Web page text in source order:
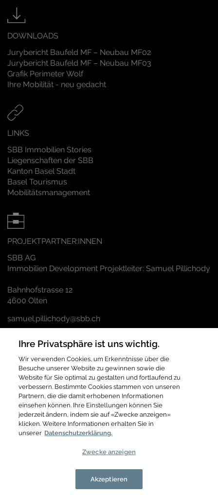
DOWNLOADS
Jurybericht Baufeld MF – Neubau MF02
Jurybericht Baufeld MF – Neubau MF03
Grafik Perimeter Wolf
Ihre Mobilität - neu gedacht
LINKS
SBB Immobilien Stories
Liegenschaften der SBB
Kanton Basel Stadt
Basel Tourismus
Mobilitätsmanagement
PROJEKTPARTNER:INNEN
SBB AG
Immobilien Development Projektleiter: Samuel Pillichody
Bahnhofstrasse 12
4600 Olten
samuel.pillichody@sbb.ch
Bau- und Verkehrsdepartement des Kantons Basel Stadt
Städtebau & Architektur
Projektleiter: Jan Pfister
Dufourstrasse 40/50
4001Basel
T +41 61 267 92 13
jan.pfister@bs.ch
www.planungsamt.bs.ch
Cookie-Einstellungen
Ihre Privatsphäre ist uns wichtig.
Wir verwenden Cookies, um Erkenntnisse über die
Besuche unserer Website zu gewinnen sowie die
Website für Sie optimal zu gestalten und fortlaufend zu
verbessern. Bestimmte Cookies stammen von unseren
Partnern, die die damit erhobenen Informationen
einsehen können. Ihre Einstellungen können Sie
jederzeit ändern, indem sie auf «Zwecke anzeigen»
klicken. Weitere Informationen erhalten Sie in
unserer Datenschutzerklärung.
Zwecke anzeigen
Akzeptieren